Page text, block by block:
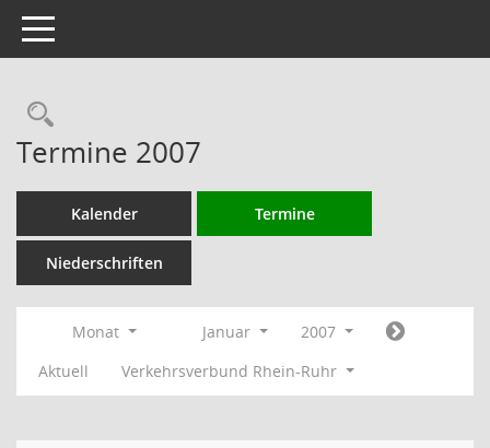
Toggle navigation
Rechercheauswahl
Termine 2007
Kalender Termine
Niederschriften
Monat Januar
2007
Aktuell
Verkehrsverbund Rhein-Ruhr